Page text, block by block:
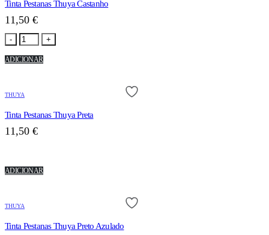
Tinta Pestanas Thuya Castanho
11,50 €
- +
ADICIONAR
THUYA
Tinta Pestanas Thuya Preta
11,50 €
ADICIONAR
THUYA
Tinta Pestanas Thuya Preto Azulado